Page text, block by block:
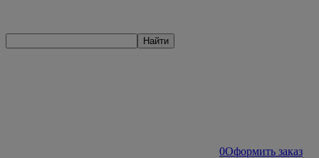
Найти
0Оформить заказ